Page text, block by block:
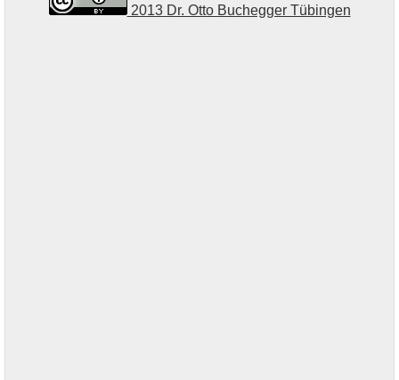
2013 Dr. Otto Buchegger Tübingen